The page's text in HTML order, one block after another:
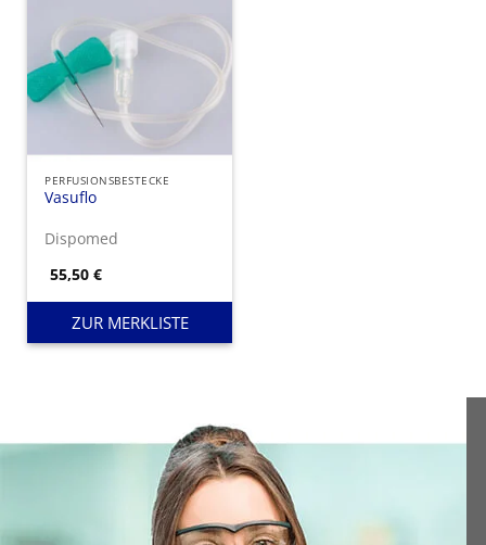
PERFUSIONSBESTECKE
Vasuflo
Dispomed
55,50€
ZUR MERKLISTE